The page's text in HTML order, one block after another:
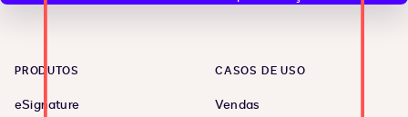
PRODUTOS
eSignature
CASOS DE USO
Vendas